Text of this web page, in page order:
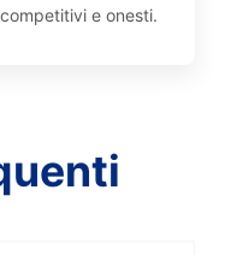
e onesti.